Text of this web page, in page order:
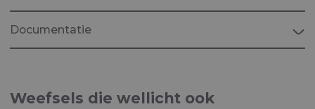
Documentatie
stoffen
Weefsels die wellicht ook